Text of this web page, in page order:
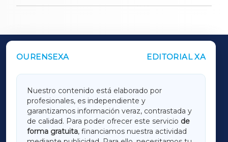
OURENSEXA EDITORIAL XA
Nuestro contenido está elaborado por
profesionales, es independiente y
garantizamos información veraz, contrastada y
de calidad. Para poder ofrecer este servicio de
forma gratuita, financiamos nuestra actividad
OUTROS PERIÓDICOS
LUGOXA
TERRACHAXA